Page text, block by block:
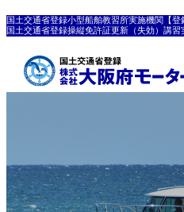
国土交通省登録小型船舶教習所実施機関【登
国土交通省登録操縦免許証更新（失効）講